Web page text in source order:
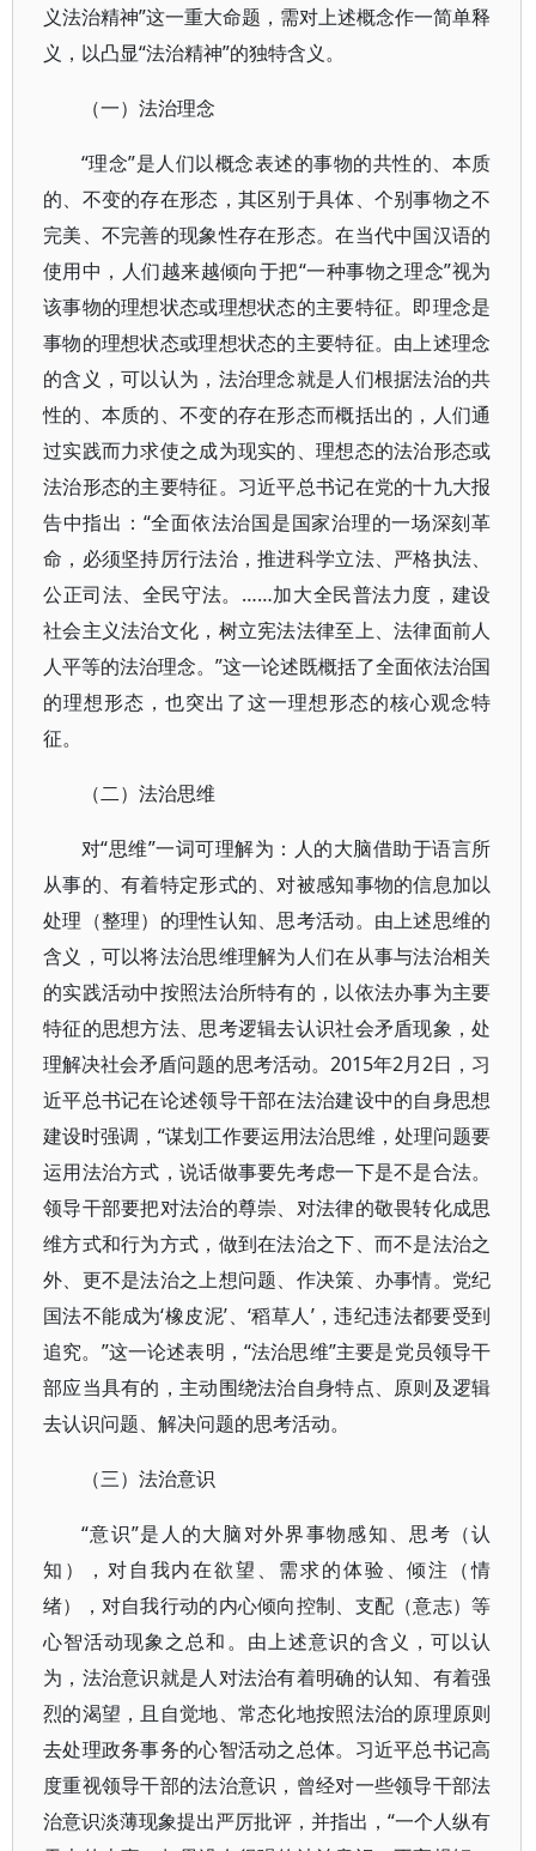
义法治精神”这一重大命题，需对上述概念作一简单释
义，以凸显“法治精神”的独特含义。
（一）法治理念
“理念”是人们以概念表述的事物的共性的、本质
的、不变的存在形态，其区别于具体、个别事物之不
完美、不完善的现象性存在形态。在当代中国汉语的
使用中，人们越来越倾向于把“一种事物之理念”视为
该事物的理想状态或理想状态的主要特征。即理念是
事物的理想状态或理想状态的主要特征。由上述理念
的含义，可以认为，法治理念就是人们根据法治的共
性的、本质的、不变的存在形态而概括出的，人们通
过实践而力求使之成为现实的、理想态的法治形态或
法治形态的主要特征。习近平总书记在党的十九大报
告中指出：“全面依法治国是国家治理的一场深刻革
命，必须坚持厉行法治，推进科学立法、严格执法、
公正司法、全民守法。……加大全民普法力度，建设
社会主义法治文化，树立宪法法律至上、法律面前人
人平等的法治理念。”这一论述既概括了全面依法治国
的理想形态，也突出了这一理想形态的核心观念特
征。
（二）法治思维
对“思维”一词可理解为：人的大脑借助于语言所
从事的、有着特定形式的、对被感知事物的信息加以
处理（整理）的理性认知、思考活动。由上述思维的
含义，可以将法治思维理解为人们在从事与法治相关
的实践活动中按照法治所特有的，以依法办事为主要
特征的思想方法、思考逻辑去认识社会矛盾现象，处
理解决社会矛盾问题的思考活动。2015年2月2日，习
近平总书记在论述领导干部在法治建设中的自身思想
建设时强调，“谋划工作要运用法治思维，处理问题要
运用法治方式，说话做事要先考虑一下是不是合法。
领导干部要把对法治的尊崇、对法律的敬畏转化成思
维方式和行为方式，做到在法治之下、而不是法治之
外、更不是法治之上想问题、作决策、办事情。党纪
国法不能成为‘橡皮泥’、‘稻草人’，违纪违法都要受到
追究。”这一论述表明，“法治思维”主要是党员领导干
部应当具有的，主动围绕法治自身特点、原则及逻辑
去认识问题、解决问题的思考活动。
（三）法治意识
“意识”是人的大脑对外界事物感知、思考（认
知），对自我内在欲望、需求的体验、倾注（情
绪），对自我行动的内心倾向控制、支配（意志）等
心智活动现象之总和。由上述意识的含义，可以认
为，法治意识就是人对法治有着明确的认知、有着强
烈的渴望，且自觉地、常态化地按照法治的原理原则
去处理政务事务的心智活动之总体。习近平总书记高
度重视领导干部的法治意识，曾经对一些领导干部法
治意识淡薄现象提出严厉批评，并指出，“一个人纵有